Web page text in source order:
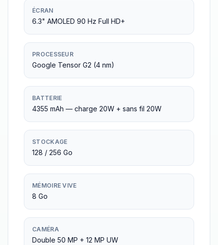
ÉCRAN
6.3" AMOLED 90 Hz Full HD+
PROCESSEUR
Google Tensor G2 (4 nm)
BATTERIE
4355 mAh — charge 20W + sans fil 20W
STOCKAGE
128 / 256 Go
MÉMOIRE VIVE
8 Go
CAMÉRA
Double 50 MP + 12 MP UW